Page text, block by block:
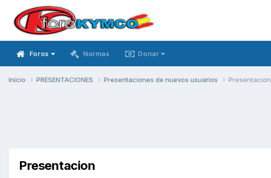
Foros Normas Donar
Inicio PRESENTACIONES Presentaciones de nuevos usuarios Presentacion
Presentacion